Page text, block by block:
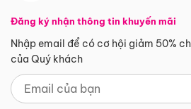
Đăng ký nhận thông tin khuyến mãi
Nhập email để có cơ hội giảm 50%
của Quý khách